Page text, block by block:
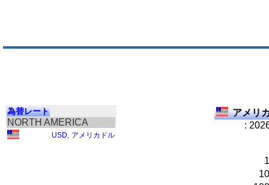
為替レート
NORTH AMERICA
USD アメリカドル
アメリ
:
1
10